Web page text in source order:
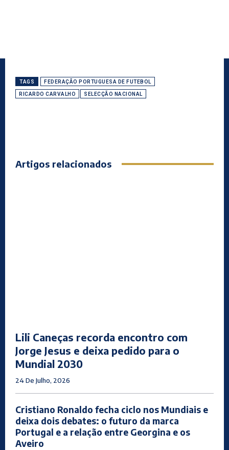
TAGS FEDERAÇÃO PORTUGUESA DE FUTEBOL
RICARDO CARVALHO SELECÇÃO NACIONAL
Artigos relacionados
Lili Caneças recorda encontro com
Jorge Jesus e deixa pedido para o
Mundial 2030
24 De Julho, 2026
Cristiano Ronaldo fecha ciclo nos Mundiais e
deixa dois debates: o futuro da marca
Portugal e a relação entre Georgina e os
Aveiro